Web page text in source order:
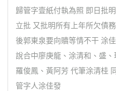
歸管字壹紙付執為照 即日批
立批 又批明所有上年所欠債
後郭東泉要向贖等情不干 涂
說合中廖庚龍、涂清和、盛
羅俊鳳、黃阿芳 代筆涂清桂
管字人涂佳發